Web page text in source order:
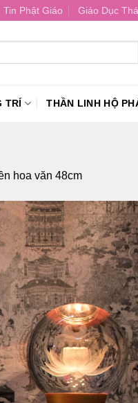
Tin Phật Giáo Giáo Dục
TRÍ THẦN LINH HỘ
hoa văn 48cm